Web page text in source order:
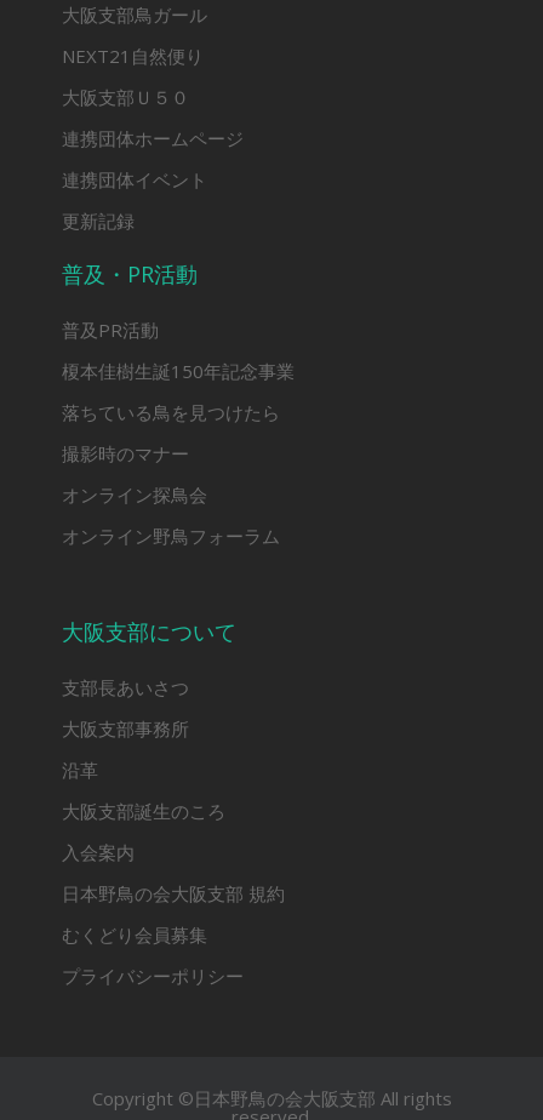
大阪支部鳥ガール
NEXT21自然便り
大阪支部Ｕ５０
連携団体ホームページ
連携団体イベント
更新記録
普及・PR活動
普及PR活動
榎本佳樹生誕150年記念事業
落ちている鳥を見つけたら
撮影時のマナー
オンライン探鳥会
オンライン野鳥フォーラム
大阪支部について
支部長あいさつ
大阪支部事務所
沿革
大阪支部誕生のころ
入会案内
日本野鳥の会大阪支部 規約
むくどり会員募集
プライバシーポリシー
Copyright ©日本野鳥の会大阪支部 All rights